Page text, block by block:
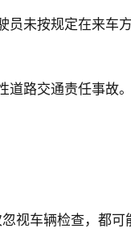
未按规定在来车
路交通责任事故。
视车辆检查，都可